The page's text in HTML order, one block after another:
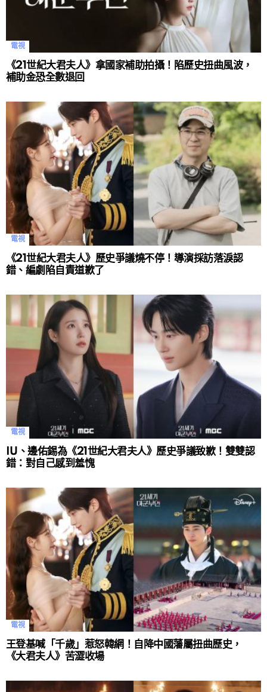
電視
《21世紀大君夫人》拿國家補助拍攝！陷歷史扭曲風波，
補助金恐全數退回
電視
《21世紀大君夫人》歷史爭議燒不停！導演採訪落淚認
錯、編劇陷自責道歉了
電視
IU、邊佑錫為《21世紀大君夫人》歷史爭議致歉！雙雙認
錯：對自己感到羞愧
電視
王登基喊「千歲」惹怒韓網！自降中國藩屬扭曲歷史，
《大君夫人》苦澀收場